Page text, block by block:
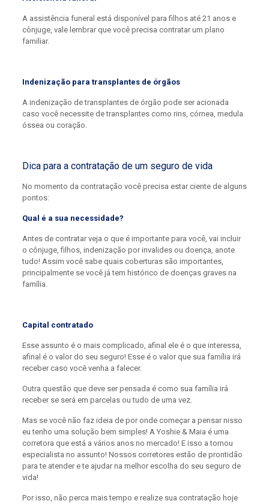
A assistência funeral está disponível para filhos até 21 anos e
cônjuge, vale lembrar que você precisa contratar um plano
familiar.
Indenização para transplantes de órgãos
A indenização de transplantes de órgão pode ser acionada
caso você necessite de transplantes como rins, córnea, medula
óssea ou coração.
Dica para a contratação de um seguro de vida
No momento da contratação você precisa estar ciente de alguns
pontos:
Qual é a sua necessidade?
Antes de contratar veja o que é importante para você, vai incluir
o cônjuge, filhos, indenização por invalides ou doença, anote
tudo! Assim você sabe quais coberturas são importantes,
principalmente se você já tem histórico de doenças graves na
família.
Capital contratado
Esse assunto é o mais complicado, afinal ele é o que interessa,
afinal é o valor do seu seguro! Esse é o valor que sua família irá
receber caso você venha a falecer.
Outra questão que deve ser pensada é como sua família irá
receber se será em parcelas ou tudo de uma vez.
Mas se você não faz ideia de por onde começar a pensar nisso
eu tenho uma solução bem simples! A Yoshie & Maia é uma
corretora que está a vários anos no mercado! E isso a tornou
especialista no assunto! Nossos corretores estão de prontidão
para te atender e te ajudar na melhor escolha do seu seguro de
vida!
Por isso, não perca mais tempo e realize sua contratação hoje